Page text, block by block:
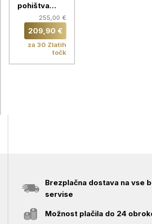
pohištva
Keter Atlas
Forma set
grap cus clgr
255,00 €
209,90 €
za 30 Zlatih
točk
Brezplačna dostava na vse
servise
Možnost plačila do 24